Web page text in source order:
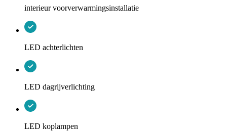
interieur voorverwarmingsinstallatie
LED achterlichten
LED dagrijverlichting
LED koplampen